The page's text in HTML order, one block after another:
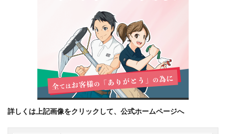
詳しくは上記画像をクリックして、公式ホームページへ